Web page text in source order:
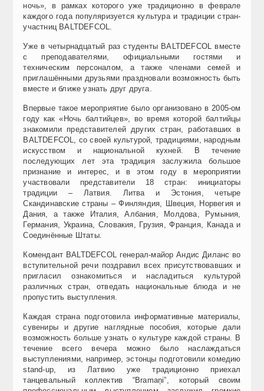
ночь», в рамках которого уже традиционно в феврале
каждого года популяризуется культура и традиции стран-
участниц BALTDEFCOL.
Уже в четырнадцатый раз студенты BALTDEFCOL вместе
с преподавателями, официальными гостями и
техническим персоналом, а также членами семей и
приглашёнными друзьями праздновали возможность быть
вместе и ближе узнать друг друга.
Впервые такое мероприятие было организовано в 2005-ом
году как «Ночь балтийцев», во время которой балтийцы
знакомили представителей других стран, работавших в
BALTDEFCOL, со своей культурой, традициями, народным
искусством и национальной кухней. В течение
последующих лет эта традиция заслужила большое
признание и интерес, и в этом году в мероприятии
участвовали представители 18 стран: инициаторы
традиции – Латвия. Литва и Эстония, четыре
Скандинавские страны – Финляндия, Швеция, Норвегия и
Дания, а также Италия, Албания, Молдова, Румыния,
Германия, Украина, Словакия, Грузия, Франция, Канада и
Соединённые Штаты.
Комендант BALTDEFCOL генерал-майор Андис Диланс во
вступительной речи поздравил всех присутствовавших и
пригласил ознакомиться и насладиться культурой
различных стран, отведать национальные блюда и не
пропустить выступления.
Каждая страна подготовила информативные материалы,
сувениры и другие наглядные пособия, которые дали
возможность больше узнать о культуре каждой страны. В
течение всего вечера можно было наслаждаться
выступлениями, например, эстонцы подготовили комедию
stand-up, из Латвию уже традиционно приехал
танцевальный коллектив “Bramaņi”, который своим